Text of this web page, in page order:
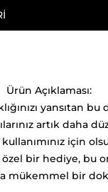
Ürün Açıklaması:
yansıtan bu
artık daha
için
bir hediye, bu
mükemmel bir